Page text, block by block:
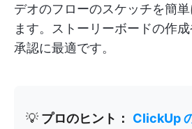
デオのフローのスケッチを簡
ます。ストーリーボードの作
承認に最適です。
💡 プロのヒント：
ClickUp